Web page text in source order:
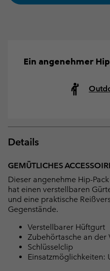
Ein angenehmer
Details
GEMÜTLICHES
Dieser angenehme Hip-
hat einen verstellbaren
und eine praktische
Gegenstände.
Verstellbarer Hüftgurt
Zubehörtasche an der
Schlüsselclip
Einsatzmöglichkeiten: